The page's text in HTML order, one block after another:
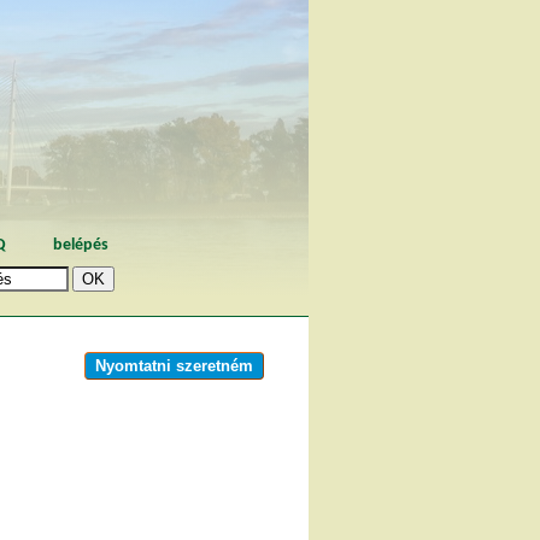
belépés
Nyomtatni szeretném